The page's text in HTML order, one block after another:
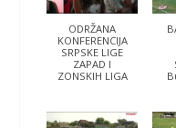
ODRŽANA
KONFERENCIJA
SRPSKE LIGE
ZAPAD I
ZONSKIH LIGA